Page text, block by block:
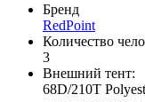
Бренд
RedPoint
Количество
3
Внешний тент:
68D/210T